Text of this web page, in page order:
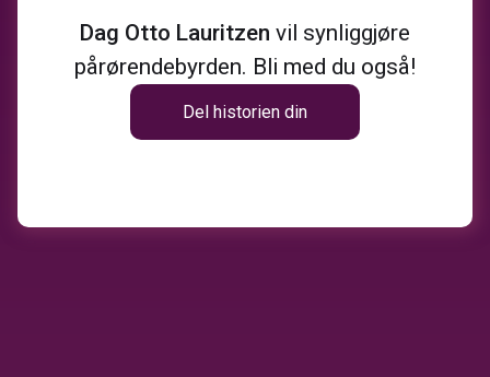
Dag Otto Lauritzen vil synliggjøre
pårørendebyrden. Bli med du også!
Del historien din